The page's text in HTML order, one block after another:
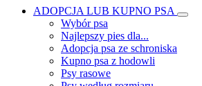
ADOPCJA LUB KUPNO PSA
Wybór psa
Najlepszy pies dla...
Adopcja psa ze schroniska
Kupno psa z hodowli
Psy rasowe